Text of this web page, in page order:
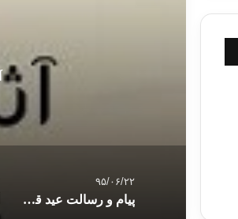
۹۵/۰۶/۲۲
پیام و رسالت عید قربان